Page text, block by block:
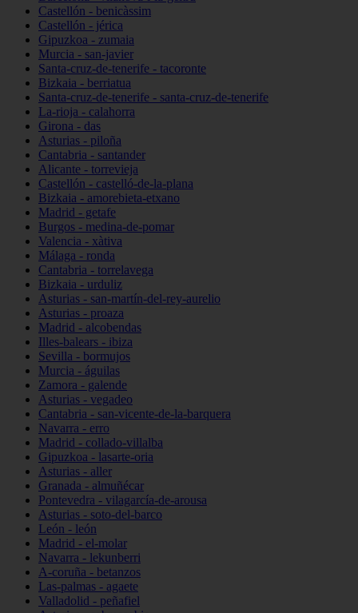
Castellón - benicàssim
Castellón - jérica
Gipuzkoa - zumaia
Murcia - san-javier
Santa-cruz-de-tenerife - tacoronte
Bizkaia - berriatua
Santa-cruz-de-tenerife - santa-cruz-de-tenerife
La-rioja - calahorra
Girona - das
Asturias - piloña
Cantabria - santander
Alicante - torrevieja
Castellón - castelló-de-la-plana
Bizkaia - amorebieta-etxano
Madrid - getafe
Burgos - medina-de-pomar
Valencia - xàtiva
Málaga - ronda
Cantabria - torrelavega
Bizkaia - urduliz
Asturias - san-martín-del-rey-aurelio
Asturias - proaza
Madrid - alcobendas
Illes-balears - ibiza
Sevilla - bormujos
Murcia - águilas
Zamora - galende
Asturias - vegadeo
Cantabria - san-vicente-de-la-barquera
Navarra - erro
Madrid - collado-villalba
Gipuzkoa - lasarte-oria
Asturias - aller
Granada - almuñécar
Pontevedra - vilagarcía-de-arousa
Asturias - soto-del-barco
León - león
Madrid - el-molar
Navarra - lekunberri
A-coruña - betanzos
Las-palmas - agaete
Valladolid - peñafiel